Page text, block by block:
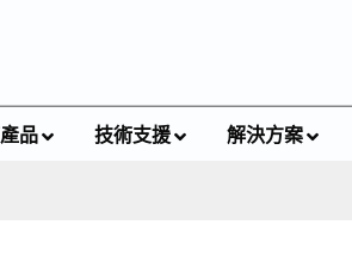
品 技術支援 解決方案